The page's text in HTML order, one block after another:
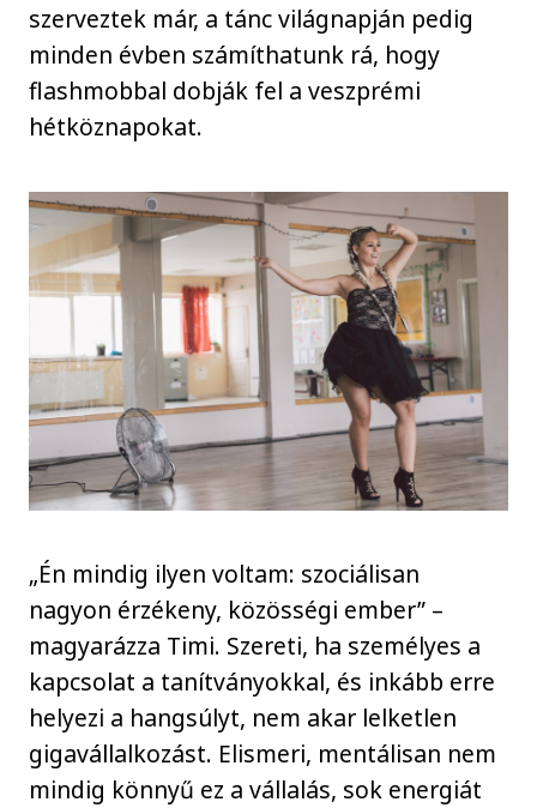
szerveztek már, a tánc világnapján pedig
minden évben számíthatunk rá, hogy
flashmobbal dobják fel a veszprémi
hétköznapokat.
„Én mindig ilyen voltam: szociálisan
nagyon érzékeny, közösségi ember” –
magyarázza Timi. Szereti, ha személyes a
kapcsolat a tanítványokkal, és inkább erre
helyezi a hangsúlyt, nem akar lelketlen
gigavállalkozást. Elismeri, mentálisan nem
mindig könnyű ez a vállalás, sok energiát